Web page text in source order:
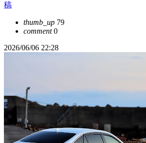
稿
thumb_up 79
comment0
2026/06/06 22:28